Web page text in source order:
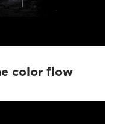
color flow